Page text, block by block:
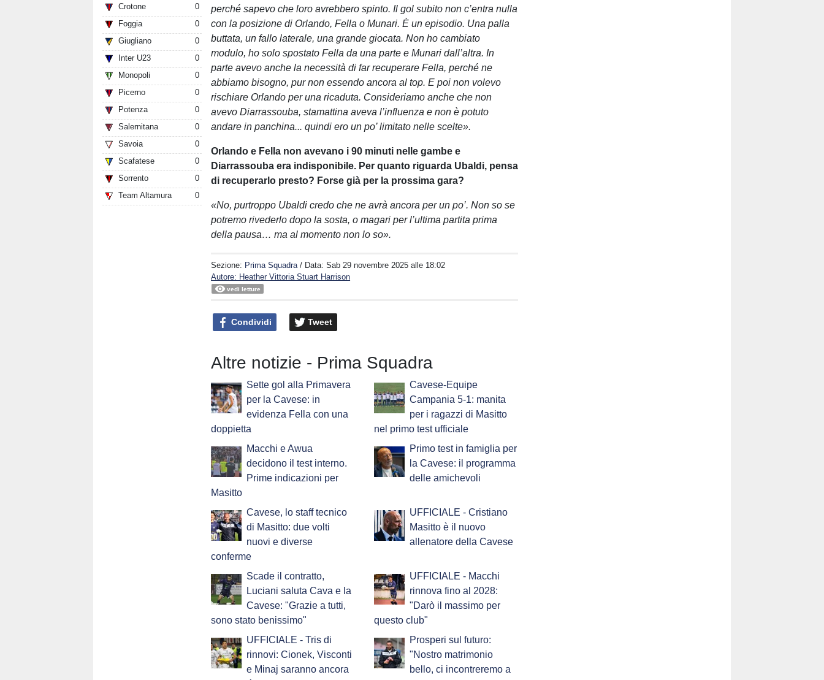
Crotone
0
Foggia
0
Giugliano
0
Inter U23
0
Monopoli
0
Picerno
0
Potenza
0
Salernitana
0
Savoia
0
Scafatese
0
Sorrento
0
Team Altamura
0
perché sapevo che loro avrebbero spinto. Il gol subito non c’entra nulla
con la posizione di Orlando, Fella o Munari. È un episodio. Una palla
buttata, un fallo laterale, una grande giocata. Non ho cambiato
modulo, ho solo spostato Fella da una parte e Munari dall’altra. In
parte avevo anche la necessità di far recuperare Fella, perché ne
abbiamo bisogno, pur non essendo ancora al top. E poi non volevo
rischiare Orlando per una ricaduta. Consideriamo anche che non
avevo Diarrassouba, stamattina aveva l’influenza e non è potuto
andare in panchina... quindi ero un po’ limitato nelle scelte».
Orlando e Fella non avevano i 90 minuti nelle gambe e
Diarrassouba era indisponibile. Per quanto riguarda Ubaldi, pensa
di recuperarlo presto? Forse già per la prossima gara?
«No, purtroppo Ubaldi credo che ne avrà ancora per un po’. Non so se
potremo rivederlo dopo la sosta, o magari per l’ultima partita prima
della pausa… ma al momento non lo so».
Sezione: Prima Squadra / Data:Sab 29 novembre 2025 alle 18:02
Autore: Heather Vittoria Stuart Harrison
vedi letture
Condividi Tweet
Altre notizie - Prima Squadra
Sette gol alla Primavera
per la Cavese: in
evidenza Fella con una
doppietta
Cavese-Equipe
Campania 5-1: manita
per i ragazzi di Masitto
nel primo test ufficiale
Macchi e Awua
decidono il test interno.
Prime indicazioni per
Masitto
Primo test in famiglia per
la Cavese: il programma
delle amichevoli
Cavese, lo staff tecnico
di Masitto: due volti
nuovi e diverse
conferme
UFFICIALE - Cristiano
Masitto è il nuovo
allenatore della Cavese
Scade il contratto,
Luciani saluta Cava e la
Cavese: "Grazie a tutti,
sono stato benissimo"
UFFICIALE - Macchi
rinnova fino al 2028:
"Darò il massimo per
questo club"
UFFICIALE - Tris di
rinnovi: Cionek, Visconti
e Minaj saranno ancora
Prosperi sul futuro:
"Nostro matrimonio
bello, ci incontreremo a